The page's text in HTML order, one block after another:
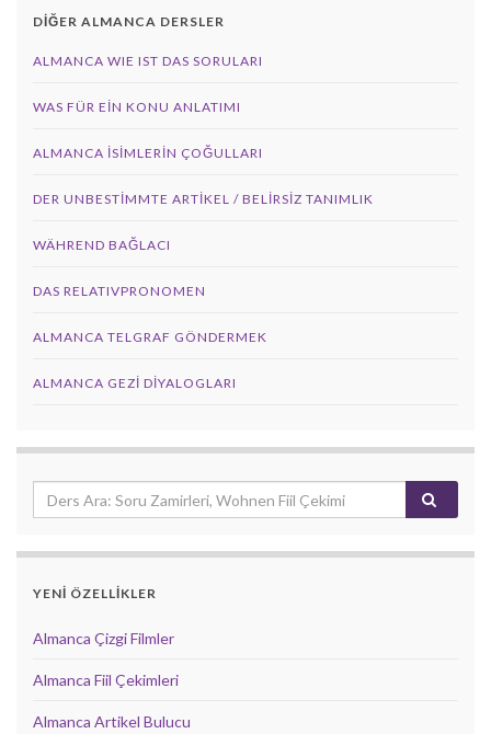
DİĞER ALMANCA DERSLER
ALMANCA WIE IST DAS SORULARI
WAS FÜR EIN KONU ANLATIMI
ALMANCA İSIMLERIN ÇOĞULLARI
DER UNBESTIMMTE ARTIKEL / BELIRSIZ TANIMLIK
WÄHREND BAĞLACI
DAS RELATIVPRONOMEN
ALMANCA TELGRAF GÖNDERMEK
ALMANCA GEZI DIYALOGLARI
YENİ ÖZELLİKLER
Almanca Çizgi Filmler
Almanca Fiil Çekimleri
Almanca Artikel Bulucu